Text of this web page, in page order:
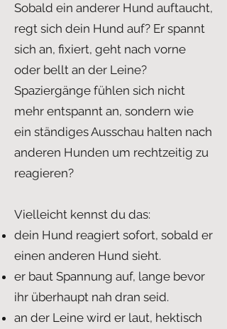
Sobald ein anderer Hund auftaucht,
regt sich dein Hund auf? Er spannt
sich an, fixiert, geht nach vorne
oder bellt an der Leine?
Spaziergänge fühlen sich nicht
mehr entspannt an, sondern wie
ein ständiges Ausschau halten nach
anderen Hunden um rechtzeitig zu
reagieren?
Vielleicht kennst du das:
dein Hund reagiert sofort, sobald er
einen anderen Hund sieht.
er baut Spannung auf, lange bevor
ihr überhaupt nah dran seid.
an der Leine wird er laut, hektisch